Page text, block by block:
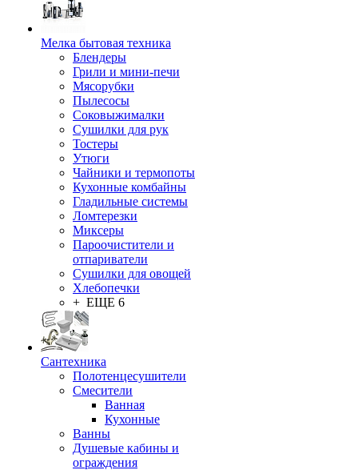
Мелка бытовая техника
Блендеры
Грили и мини-печи
Мясорубки
Пылесосы
Соковыжималки
Сушилки для рук
Тостеры
Утюги
Чайники и термопоты
Кухонные комбайны
Гладильные системы
Ломтерезки
Миксеры
Пароочистители и
отпариватели
Сушилки для овощей
Хлебопечки
+ ЕЩЕ 6
Сантехника
Полотенцесушители
Смесители
Ванная
Кухонные
Ванны
Душевые кабины и
ограждения